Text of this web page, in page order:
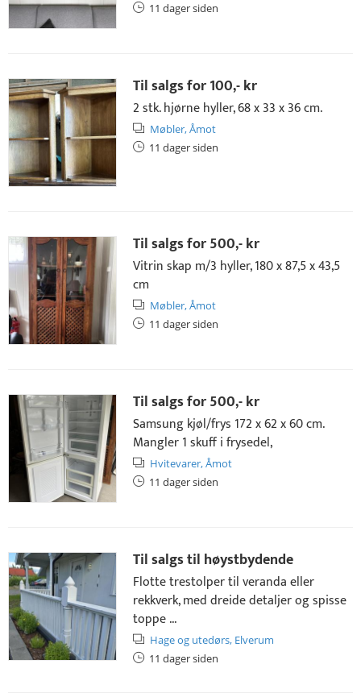
11 dager siden
Til salgs for100,- kr
2 stk. hjørne hyller, 68 x 33 x 36 cm.
Møbler,Åmot
11 dager siden
Til salgs for500,- kr
Vitrin skap m/3 hyller, 180 x 87,5 x 43,5
cm
Møbler,Åmot
11 dager siden
Til salgs for500,- kr
Samsung kjøl/frys 172 x 62 x 60 cm.
Mangler 1 skuff i frysedel,
Hvitevarer,Åmot
11 dager siden
Til salgs til høystbydende
Flotte trestolper til veranda eller
rekkverk, med dreide detaljer og spisse
toppe ...
Hage og utedørs, Elverum
11 dager siden